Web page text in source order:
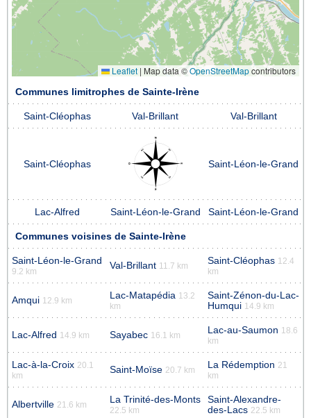
Leaflet | Map data ©OpenStreetMapcontributors
Communes limitrophes de Sainte-Irène
Saint-Cléophas Val-Brillant Val-Brillant
Saint-Cléophas Saint-Léon-le-Grand
Lac-Alfred Saint-Léon-le-Grand Saint-Léon-le-Grand
Communes voisines de Sainte-Irène
Saint-Léon-le-Grand
9.2 km
Val-Brillant 11.7 km Saint-Cléophas 12.4
km
Amqui 12.9 km Lac-Matapédia 13.2
km
Saint-Zénon-du-Lac-
Humqui 14.9 km
Lac-Alfred 14.9 km Sayabec 16.1 km Lac-au-Saumon 18.6
km
Lac-à-la-Croix 20.1
km
Saint-Moïse 20.7 km La Rédemption 21
km
Albertville 21.6 km La Trinité-des-Monts
22.5 km
Saint-Alexandre-
des-Lacs 22.5 km